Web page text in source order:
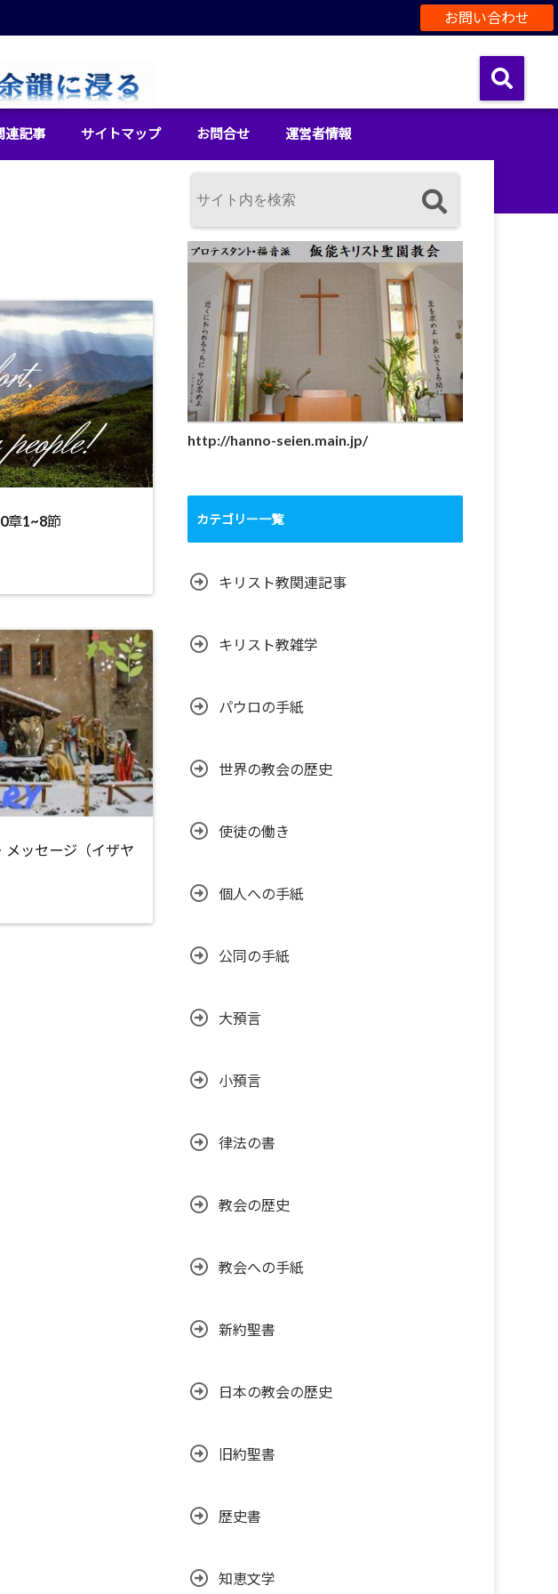
お問い合わせ
連記事 サイトマップ お問合せ 運営者情報
章1~8節
メッセージ（イザヤ
http://hanno-seien.main.jp/
カテゴリー一覧
キリスト教関連記事
キリスト教雑学
パウロの手紙
世界の教会の歴史
使徒の働き
個人への手紙
公同の手紙
大預言
小預言
律法の書
教会の歴史
教会への手紙
新約聖書
日本の教会の歴史
旧約聖書
歴史書
知恵文学